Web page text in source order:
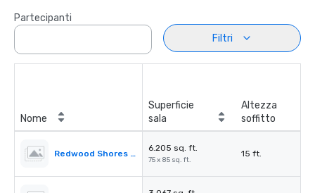
Partecipanti
Filtri
Nome
Superficie
sala
Altezza
soffitto
Redwood Shores Ballroom
6.205 sq. ft.
75 x 85 sq. ft.
15 ft.